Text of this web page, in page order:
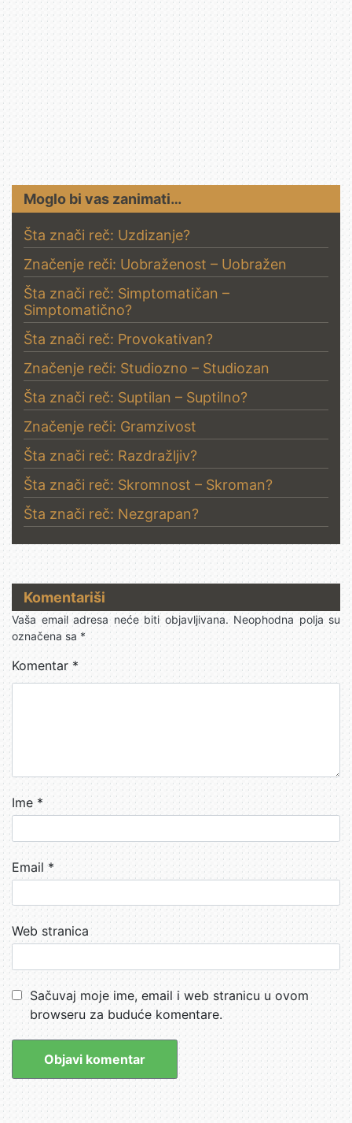
Moglo bi vas zanimati…
Šta znači reč: Uzdizanje?
Značenje reči: Uobraženost – Uobražen
Šta znači reč: Simptomatičan –
Simptomatično?
Šta znači reč: Provokativan?
Značenje reči: Studiozno – Studiozan
Šta znači reč: Suptilan – Suptilno?
Značenje reči: Gramzivost
Šta znači reč: Razdražljiv?
Šta znači reč: Skromnost – Skroman?
Šta znači reč: Nezgrapan?
Komentariši
Vaša email adresa neće biti objavljivana. Neophodna polja su
označena sa*
Komentar *
Ime*
Email*
Web stranica
Sačuvaj moje ime, email i web stranicu u ovom
browseru za buduće komentare.